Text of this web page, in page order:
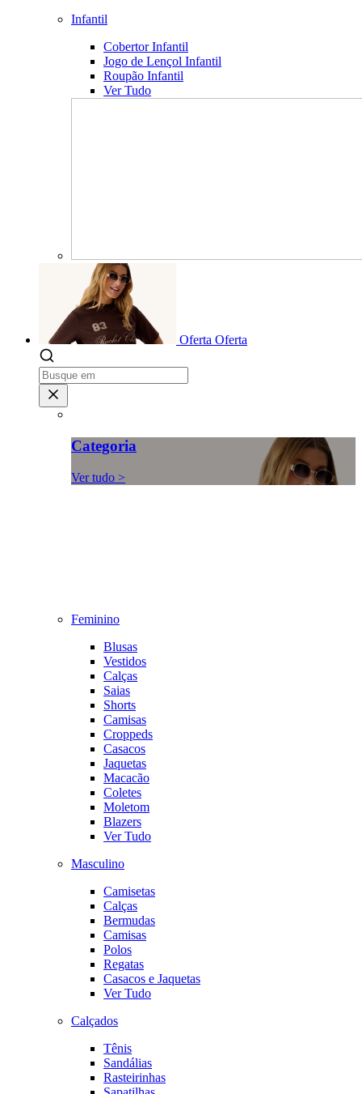
Infantil
Cobertor Infantil
Jogo de Lençol Infantil
Roupão Infantil
Ver Tudo
Oferta Oferta
Categoria
Ver tudo >
Feminino
Blusas
Vestidos
Calças
Saias
Shorts
Camisas
Croppeds
Casacos
Jaquetas
Macacão
Coletes
Moletom
Blazers
Ver Tudo
Masculino
Camisetas
Calças
Bermudas
Camisas
Polos
Regatas
Casacos e Jaquetas
Ver Tudo
Calçados
Tênis
Sandálias
Rasteirinhas